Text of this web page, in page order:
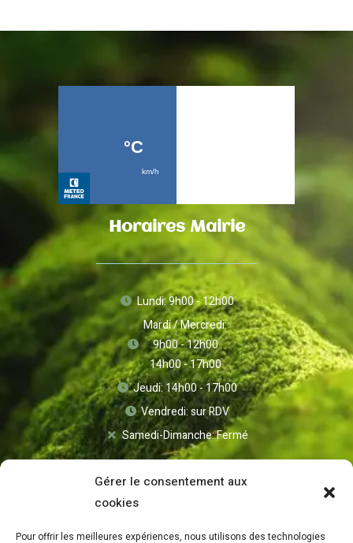
Gérer le consentement aux
cookies
Pour offrir les meilleures expériences, nous utilisons des technologies
Horaires Mairie
Lundi: 9h00 - 12h00
Mardi / Mercredi:
9h00 - 12h00
14h00 - 17h00
Jeudi: 14h00 - 17h00
Vendredi: sur RDV
Samedi-Dimanche: Fermé